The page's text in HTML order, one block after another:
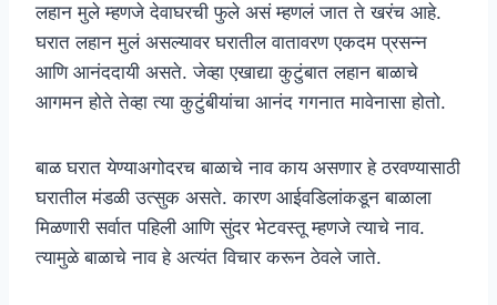
लहान मुले म्हणजे देवाघरची फुले असं म्हणलं जात ते खरंच आहे.
घरात लहान मुलं असल्यावर घरातील वातावरण एकदम प्रसन्न
आणि आनंददायी असते. जेव्हा एखाद्या कुटुंबात लहान बाळाचे
आगमन होते तेव्हा त्या कुटुंबीयांचा आनंद गगनात मावेनासा होतो.
बाळ घरात येण्याअगोदरच बाळाचे नाव काय असणार हे ठरवण्यासाठी
घरातील मंडळी उत्सुक असते. कारण आईवडिलांकडून बाळाला
मिळणारी सर्वात पहिली आणि सुंदर भेटवस्तू म्हणजे त्याचे नाव.
त्यामुळे बाळाचे नाव हे अत्यंत विचार करून ठेवले जाते.